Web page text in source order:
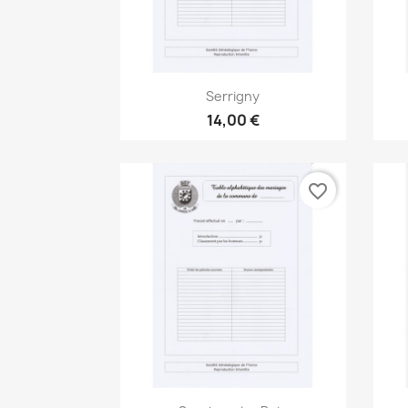
Aperçu rapide
Serrigny
14,00 €
favorite_border